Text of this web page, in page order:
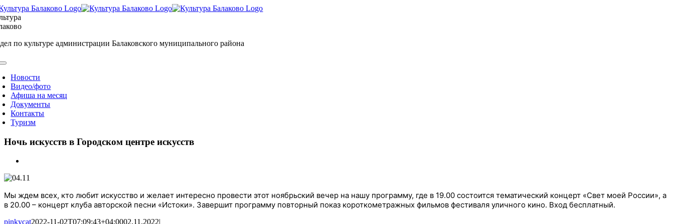
Skip
to
content
по культуре администрации Балаковского муниципального района
Новости
Видео/фото
Афиша на месяц
Документы
Контакты
Туризм
Ночь искусств в Городском центре искусств
Image
Мы ждем всех, кто любит искусство и желает интересно провести этот ноябрьский вечер на нашу программу, где в 19.00 состоится тематический концерт «Свет моей России», а
в 20.00 – концерт клуба авторской песни «Истоки». Завершит программу повторный показ короткометражных фильмов фестиваля уличного кино. Вход бесплатный.
pinkycat2022-11-02T07:09:43+04:0002.11.2022|